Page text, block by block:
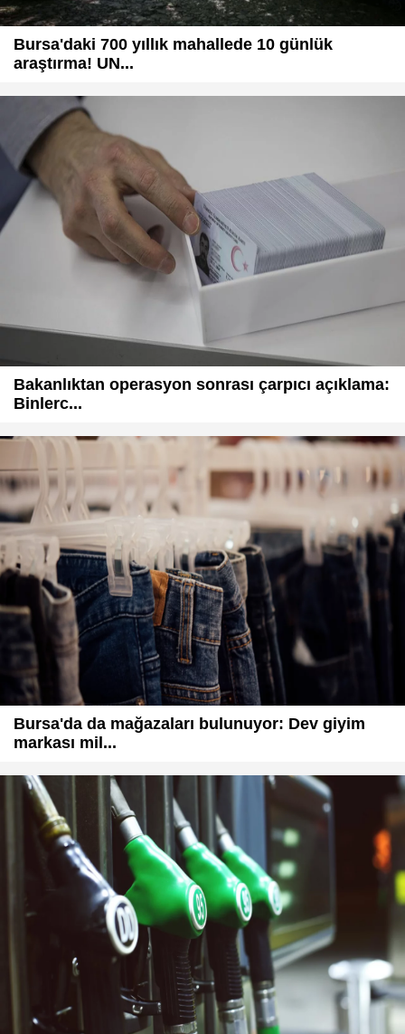
Bursa'daki 700 yıllık mahallede 10 günlük
araştırma! UN...
Bakanlıktan operasyon sonrası çarpıcı açıklama:
Binlerc...
Bursa'da da mağazaları bulunuyor: Dev giyim
markası mil...